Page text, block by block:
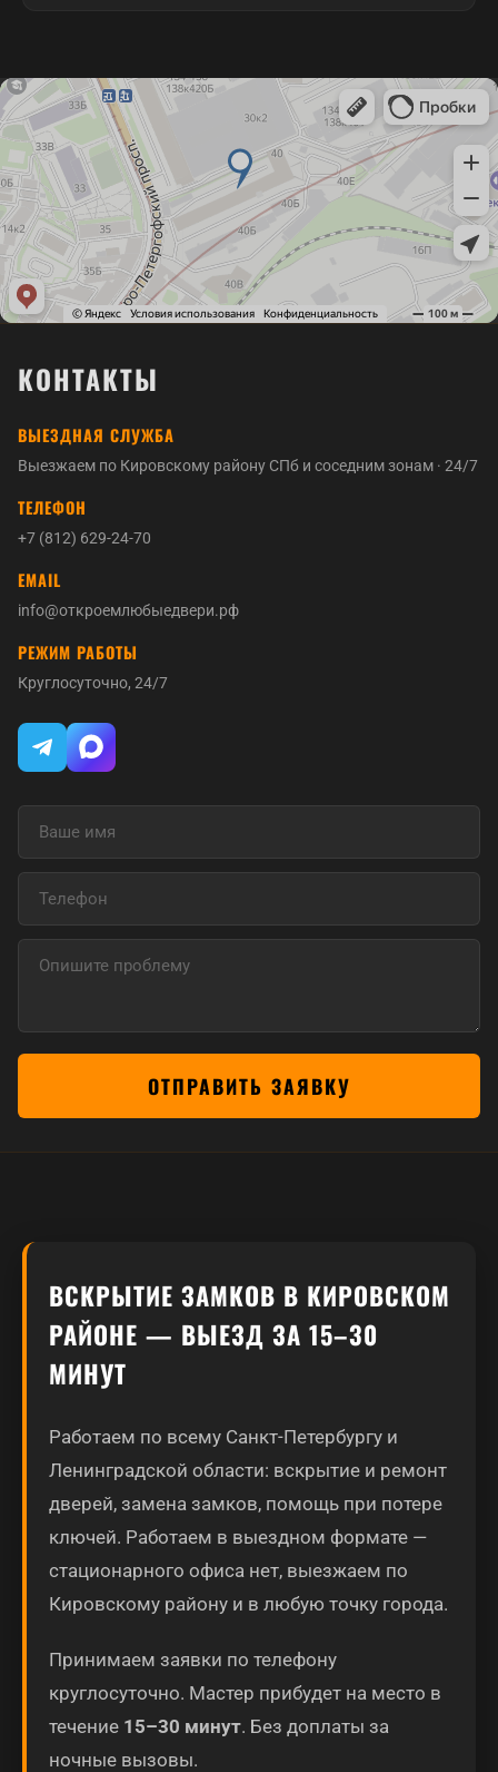
производства. Мы вскрываем их без замены
двери, а при износе подбираем совместимый
механизм или врезаем современный. Если
родную личинку найти нельзя, мастер предложит
замену с сохранением внешнего вида двери и
согласует цену заранее.
КОНТАКТЫ
ВЫЕЗДНАЯ СЛУЖБА
Выезжаем по Кировскому району СПб и соседним зонам · 24/7
ТЕЛЕФОН
+7 (812) 629-24-70
EMAIL
info@откроемлюбыедвери.рф
РЕЖИМ РАБОТЫ
Круглосуточно, 24/7
ОТПРАВИТЬ ЗАЯВКУ
ВСКРЫТИЕ ЗАМКОВ В КИРОВСКОМ
РАЙОНЕ — ВЫЕЗД ЗА 15–30
МИНУТ
Работаем по всему Санкт-Петербургу и
Ленинградской области: вскрытие и ремонт
дверей, замена замков, помощь при потере
ключей. Работаем в выездном формате —
стационарного офиса нет, выезжаем по
Кировскому району и в любую точку города.
Принимаем заявки по телефону
круглосуточно. Мастер прибудет на место в
течение 15–30 минут. Без доплаты за
ночные вызовы.